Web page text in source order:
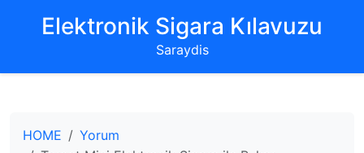
‌Elektronik Sigara Kılavuzu‌
Saraydis
HOME
Yorum